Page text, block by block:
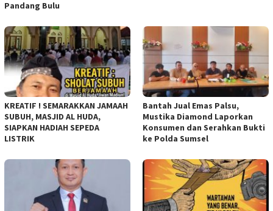
Pandang Bulu
KREATIF ! SEMARAKKAN JAMAAH
SUBUH, MASJID AL HUDA,
SIAPKAN HADIAH SEPEDA
LISTRIK
Bantah Jual Emas Palsu,
Mustika Diamond Laporkan
Konsumen dan Serahkan Bukti
ke Polda Sumsel